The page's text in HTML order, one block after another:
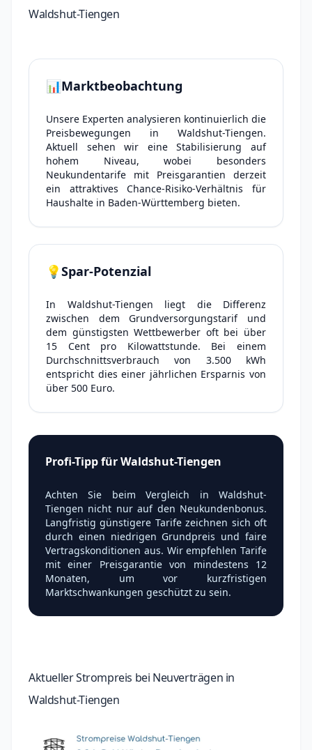
Waldshut-Tiengen
📊Marktbeobachtung
Unsere Experten analysieren kontinuierlich die
Preisbewegungen in Waldshut-Tiengen.
Aktuell sehen wir eine Stabilisierung auf
hohem Niveau, wobei besonders
Neukundentarife mit Preisgarantien derzeit
ein attraktives Chance-Risiko-Verhältnis für
Haushalte in Baden-Württemberg bieten.
💡Spar-Potenzial
In Waldshut-Tiengen liegt die Differenz
zwischen dem Grundversorgungstarif und
dem günstigsten Wettbewerber oft bei über
15 Cent pro Kilowattstunde. Bei einem
Durchschnittsverbrauch von 3.500 kWh
entspricht dies einer jährlichen Ersparnis von
über 500 Euro.
Profi-Tipp für Waldshut-Tiengen
Achten Sie beim Vergleich in Waldshut-
Tiengen nicht nur auf den Neukundenbonus.
Langfristig günstigere Tarife zeichnen sich oft
durch einen niedrigen Grundpreis und faire
Vertragskonditionen aus. Wir empfehlen Tarife
mit einer Preisgarantie von mindestens 12
Monaten, um vor kurzfristigen
Marktschwankungen geschützt zu sein.
Aktueller Strompreis bei Neuverträgen in
Waldshut-Tiengen